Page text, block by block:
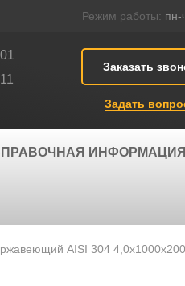
Режим работы: пн-
Заказать
Задать
ИНФОРМАЦИЯ
AISI 304